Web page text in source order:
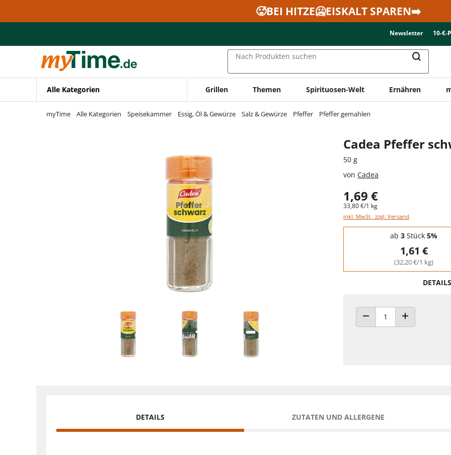
Zur Navigation springen
🥵BEI HITZE🥶EISKALT SPAREN➡️
Newsletter 10-€-
Nach Produkten suchen
Alle Kategorien Grillen Themen Spirituosen-Welt Ernähren
myTime Alle Kategorien Speisekammer Essig, Öl & Gewürze Salz & Gewürze Pfeffer Pfeffer gemahlen
Cadea Pfeffer
50 g
von Cadea
1,69 €
33,80 €/1 kg
inkl. MwSt., zzgl. Versand
Staffelpreise - Mengenrabatt
ab 3 Stück 5%
1,61 €
(32,20 €/1 kg)
ANZAHL VERRINGERN
ANZAHL
DETAILS ZUTATEN UND ALLERGENE